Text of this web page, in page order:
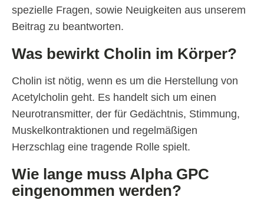
spezielle Fragen, sowie Neuigkeiten aus unserem
Beitrag zu beantworten.
Was bewirkt Cholin im Körper?
Cholin ist nötig, wenn es um die Herstellung von
Acetylcholin geht. Es handelt sich um einen
Neurotransmitter, der für Gedächtnis, Stimmung,
Muskelkontraktionen und regelmäßigen
Herzschlag eine tragende Rolle spielt.
Wie lange muss Alpha GPC
eingenommen werden?